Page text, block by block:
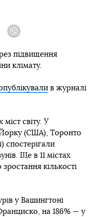
Telegram
підвищення
клімату.
в журналі
світу. У
(США), Торонто
спостерігали
Ще в 11 містах
кількості
у Вашингтоні
на 186% — у